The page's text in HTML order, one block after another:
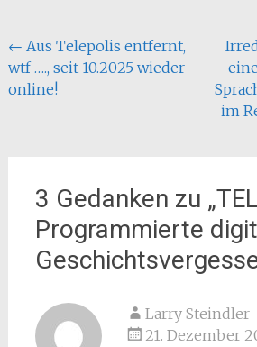
Beitragsnavigation
← Aus Telepolis entfernt,
wtf …., seit 10.2025 wieder
online!
im
3 Gedanken zu „
Programmierte
Larry Steindler
21. Dezember